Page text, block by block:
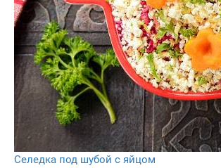
Селедка под шубой с яйцом